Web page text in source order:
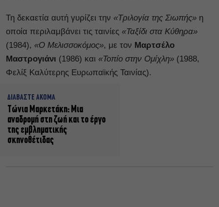
Τη δεκαετία αυτή γυρίζει την «Τριλογία της Σιωπής» η
οποία περιλαμβάνει τις ταινίες «Ταξίδι στα Κύθηρα»
(1984), «Ο Μελισσοκόμος», με τον Μαρτσέλο
Μαστρογιάνι (1986) και «Τοπίο στην Ομίχλη» (1988,
Φελίξ Καλύτερης Ευρωπαϊκής Ταινίας).
ΔΙΑΒΑΣΤΕ ΑΚΟΜΑ
Τώνια Μαρκετάκη: Μια
αναδρομή στη ζωή και το έργο
της εμβληματικής
σκηνοθέτιδας